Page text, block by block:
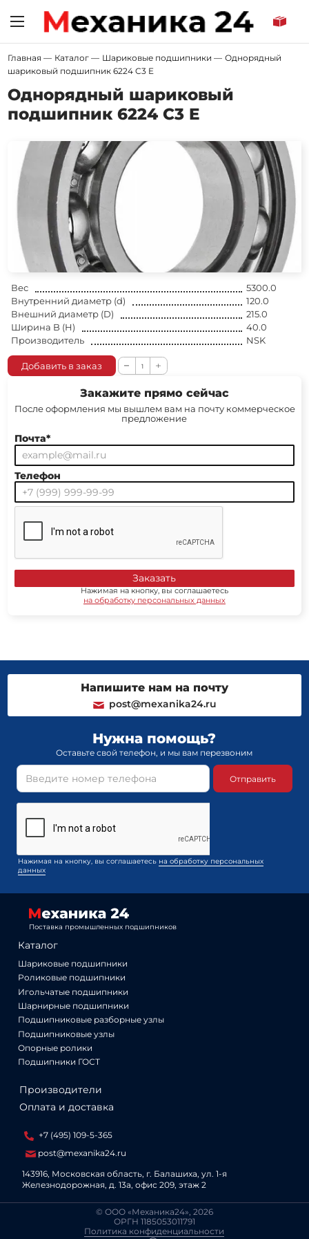
Главная — Каталог — Шариковые подшипники — Однорядный
шариковый подшипник 6224 C3 E
Однорядный шариковый
подшипник 6224 C3 E
Вес
5300.0
Внутренний диаметр (d)
120.0
Внешний диаметр (D)
215.0
Ширина B (H)
40.0
Производитель
NSK
Добавить в заказ
Закажите прямо сейчас
После оформления мы вышлем вам на почту коммерческое
предложение
Почта*
Телефон
Заказать
Нажимая на кнопку, вы соглашаетесь
на обработку персональных данных
Напишите нам на почту
post@mexanika24.ru
Нужна помощь?
Оставьте свой телефон, и мы вам перезвоним
Отправить
Нажимая на кнопку, вы соглашаетесь на обработку персональных
данных
Поставка промышленных подшипников
Каталог
Шариковые подшипники
Роликовые подшипники
Игольчатые подшипники
Шарнирные подшипники
Подшипниковые разборные узлы
Подшипниковые узлы
Опорные ролики
Подшипники ГОСТ
Производители
Оплата и доставка
+7 (495) 109-5-365
post@mexanika24.ru
143916, Московская область, г. Балашиха, ул. 1‑я
Железнодорожная, д. 13а, офис 209, этаж 2
© ООО «Механика24», 2026
ОРГН 1185053011791
Политика конфиденциальности